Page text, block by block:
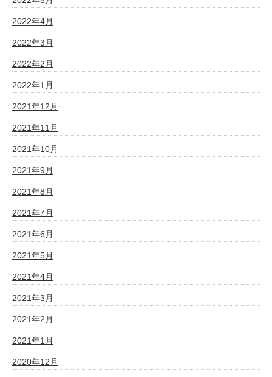
2022年4月
2022年3月
2022年2月
2022年1月
2021年12月
2021年11月
2021年10月
2021年9月
2021年8月
2021年7月
2021年6月
2021年5月
2021年4月
2021年3月
2021年2月
2021年1月
2020年12月